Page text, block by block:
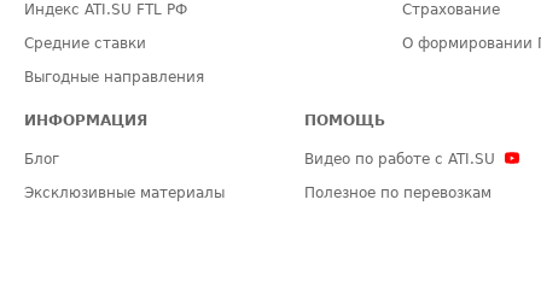
Индекс ATI.SU FTL РФ
Средние ставки
Выгодные направления
Страхование
О формировании
ИНФОРМАЦИЯ
Блог
Эксклюзивные материалы
ПОМОЩЬ
Видео по работе с ATI.SU
Полезное по перевозкам